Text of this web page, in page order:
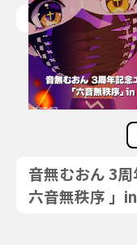
音無むおん 3
六音無秩序 」